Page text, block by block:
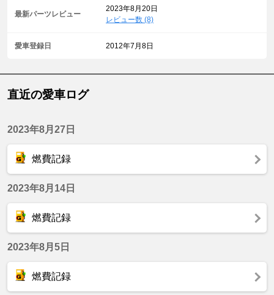
最新パーツレビュー
2023年8月20日
レビュー数 (8)
愛車登録日 2012年7月8日
直近の愛車ログ
2023年8月27日
燃費記録
2023年8月14日
燃費記録
2023年8月5日
燃費記録